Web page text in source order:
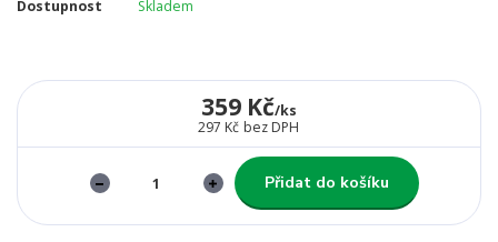
Dostupnost Skladem
359 Kč/ks
297 Kč bez DPH
Přidat do košíku